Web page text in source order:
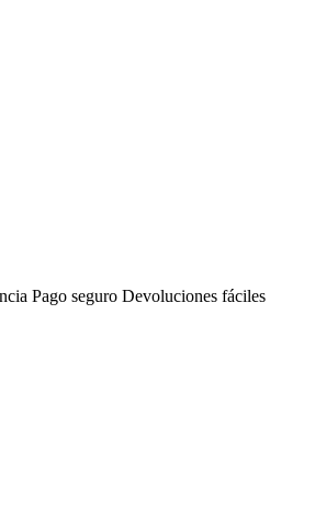
Pago seguro Devoluciones fáciles